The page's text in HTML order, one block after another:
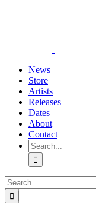
News
Store
Artists
Releases
Dates
About
Contact
Search
for:
Search
for: